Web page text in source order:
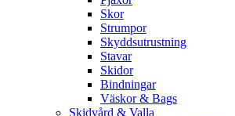
Skor
Strumpor
Skyddsutrustning
Stavar
Skidor
Bindningar
Väskor & Bags
Skidvård & Valla